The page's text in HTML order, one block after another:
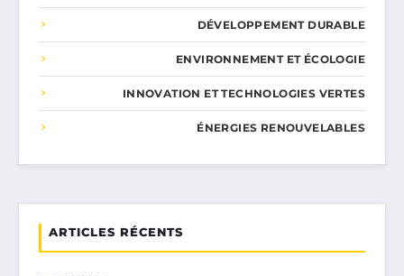
DÉVELOPPEMENT DURABLE
ENVIRONNEMENT ET ÉCOLOGIE
INNOVATION ET TECHNOLOGIES VERTES
ÉNERGIES RENOUVELABLES
ARTICLES RÉCENTS